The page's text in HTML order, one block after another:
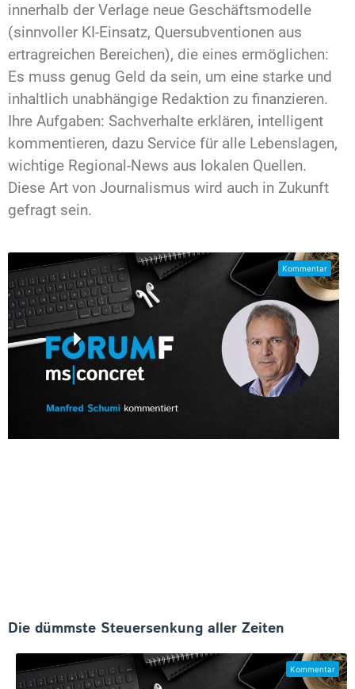
innerhalb der Verlage neue Geschäftsmodelle
(sinnvoller KI-Einsatz, Quersubventionen aus
ertragreichen Bereichen), die eines ermöglichen:
Es muss genug Geld da sein, um eine starke und
inhaltlich unabhängige Redaktion zu finanzieren.
Ihre Aufgaben: Sachverhalte erklären, intelligent
kommentieren, dazu Service für alle Lebenslagen,
wichtige Regional-News aus lokalen Quellen.
Diese Art von Journalismus wird auch in Zukunft
gefragt sein.
Die dümmste Steuersenkung aller Zeiten